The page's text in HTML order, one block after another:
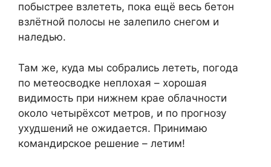
побыстрее взлететь, пока ещё весь бетон
взлётной полосы не залепило снегом и
наледью.
Там же, куда мы собрались лететь, погода
по метеосводке неплохая – хорошая
видимость при нижнем крае облачности
около четырёхсот метров, и по прогнозу
ухудшений не ожидается. Принимаю
командирское решение – летим!